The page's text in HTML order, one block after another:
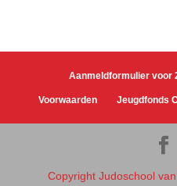
Aanmeldformulier voor
Voorwaarden Jeugdfonds
Copyright Judoschool